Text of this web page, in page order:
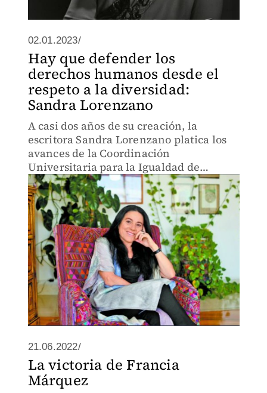
02.01.2023/
Hay que defender los
derechos humanos desde el
respeto a la diversidad:
Sandra Lorenzano
A casi dos años de su creación, la
escritora Sandra Lorenzano platica los
avances de la Coordinación
Universitaria para la Igualdad de
Género de la UNAM.
21.06.2022/
La victoria de Francia
Márquez